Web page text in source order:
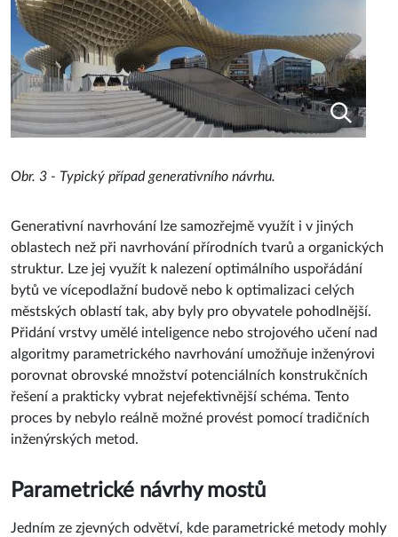
Obr. 3 - Typický případ generativního návrhu.
Generativní navrhování lze samozřejmě využít i v jiných
oblastech než při navrhování přírodních tvarů a organických
struktur. Lze jej využít k nalezení optimálního uspořádání
bytů ve vícepodlažní budově nebo k optimalizaci celých
městských oblastí tak, aby byly pro obyvatele pohodlnější.
Přidání vrstvy umělé inteligence nebo strojového učení nad
algoritmy parametrického navrhování umožňuje inženýrovi
porovnat obrovské množství potenciálních konstrukčních
řešení a prakticky vybrat nejefektivnější schéma. Tento
proces by nebylo reálně možné provést pomocí tradičních
inženýrských metod.
Parametrické návrhy mostů
Jedním ze zjevných odvětví, kde parametrické metody mohly